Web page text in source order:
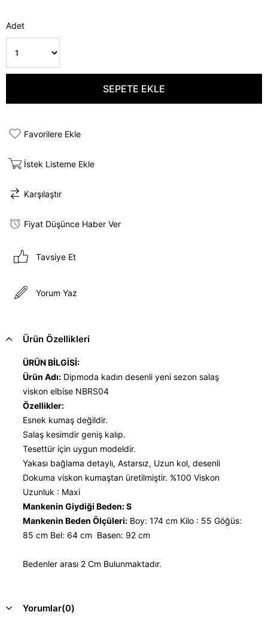
Adet
Favorilere Ekle
İstek Listeme Ekle
Karşılaştır
Fiyat Düşünce Haber Ver
Tavsiye Et
Yorum Yaz
Ürün Özellikleri
ÜRÜN BİLGİSİ:
Ürün Adı: Dipmoda kadın desenli yeni sezon salaş
viskon elbise NBRS04
Özellikler:
Esnek kumaş değildir.
Salaş kesimdir geniş kalıp.
Tesettür için uygun modeldir.
Yakası bağlama detaylı, Astarsız, Uzun kol, desenli
Dokuma viskon kumaştan üretilmiştir. %100 Viskon
Uzunluk : Maxi
Mankenin Giydiği Beden: S
Mankenin Beden Ölçüleri: Boy: 174 cm Kilo : 55 Göğüs:
85 cm Bel: 64 cm Basen: 92 cm
Bedenler arası 2 Cm Bulunmaktadır.
Yorumlar(0)